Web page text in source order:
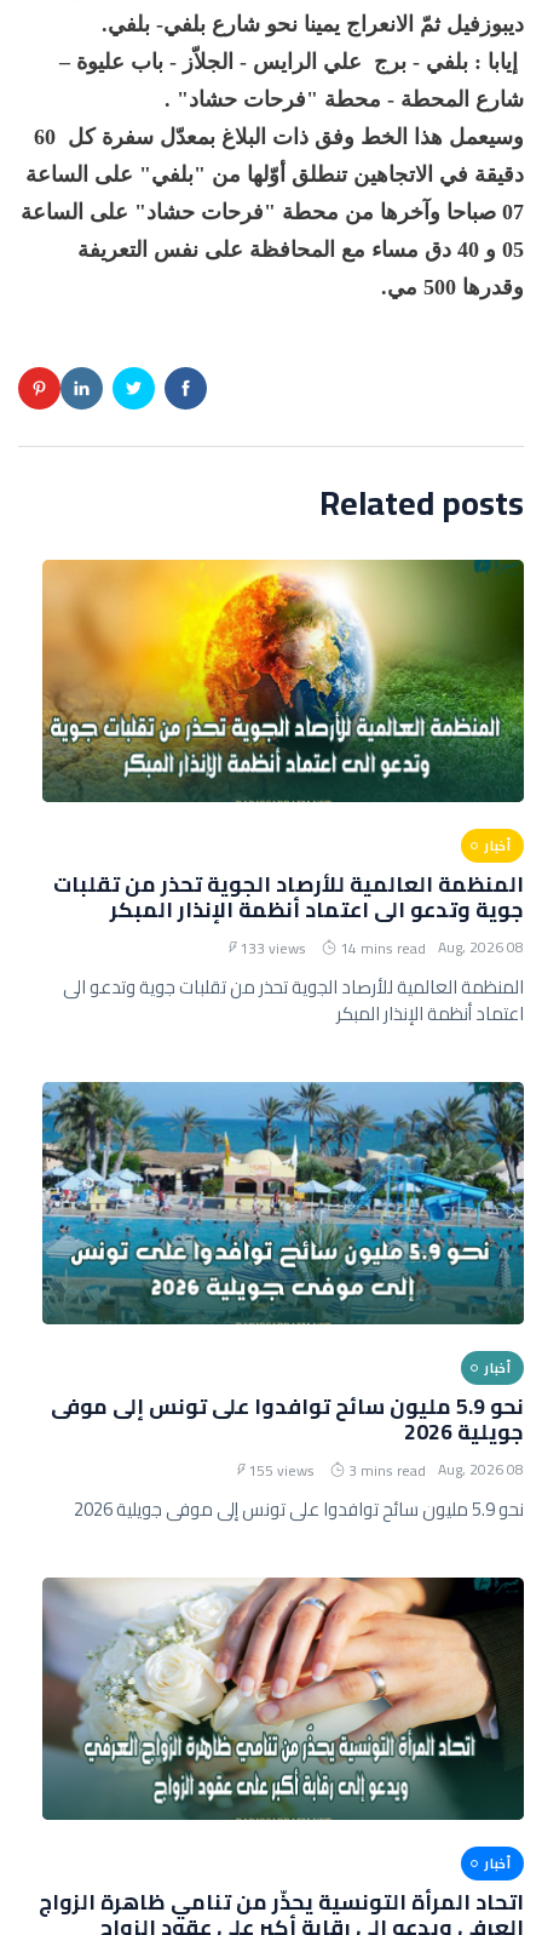
ديبوزفيل ثمّ الانعراج يمينا نحو شارع بلفي- بلفي.
إيابا : بلفي - برج علي الرايس - الجلاّز - باب عليوة –
شارع المحطة - محطة "فرحات حشاد" .
وسيعمل هذا الخط وفق ذات البلاغ بمعدّل سفرة كل 60
دقيقة في الاتجاهين تنطلق أوّلها من "بلفي" على الساعة
07 صباحا وآخرها من محطة "فرحات حشاد" على الساعة
05 و 40 دق مساء مع المحافظة على نفس التعريفة
وقدرها 500 مي.
Related posts
أخبار
المنظمة العالمية للأرصاد الجوية تحذر من تقلبات
جوية وتدعو الى اعتماد أنظمة الإنذار المبكر
08 Aug, 2026
14 mins read
133 views
المنظمة العالمية للأرصاد الجوية تحذر من تقلبات جوية وتدعو الى
اعتماد أنظمة الإنذار المبكر
أخبار
نحو 5.9 مليون سائح توافدوا على تونس إلى موفى
جويلية 2026
08 Aug, 2026
3 mins read
155 views
نحو 5.9 مليون سائح توافدوا على تونس إلى موفى جويلية 2026
أخبار
اتحاد المرأة التونسية يحذّر من تنامي ظاهرة الزواج
العرفي ويدعو إلى رقابة أكبر على عقود الزواج